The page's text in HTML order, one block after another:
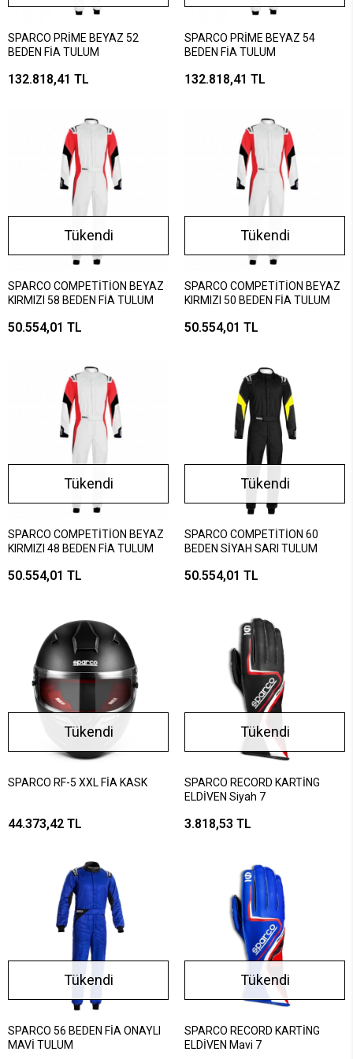
SPARCO PRİME BEYAZ 52
BEDEN FİA TULUM
132.818,41 TL
SPARCO PRİME BEYAZ 54
BEDEN FİA TULUM
132.818,41 TL
Tükendi
SPARCO COMPETİTİON BEYAZ
KIRMIZI 58 BEDEN FİA TULUM
50.554,01 TL
Tükendi
SPARCO COMPETİTİON BEYAZ
KIRMIZI 50 BEDEN FİA TULUM
50.554,01 TL
Tükendi
SPARCO COMPETİTİON BEYAZ
KIRMIZI 48 BEDEN FİA TULUM
50.554,01 TL
Tükendi
SPARCO COMPETİTİON 60
BEDEN SİYAH SARI TULUM
50.554,01 TL
Tükendi
SPARCO RF-5 XXL FİA KASK
44.373,42 TL
Tükendi
SPARCO RECORD KARTİNG
ELDİVEN Siyah 7
3.818,53 TL
Tükendi
SPARCO 56 BEDEN FİA ONAYLI
MAVİ TULUM
Tükendi
SPARCO RECORD KARTİNG
ELDİVEN Mavi 7